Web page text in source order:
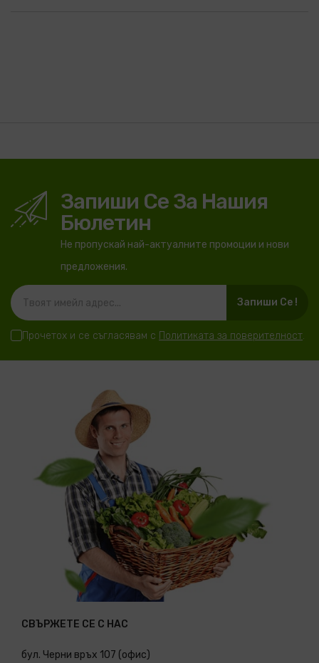
Запиши Се За Нашия
Бюлетин
Не пропускай най-актуалните промоции и нови
предложения.
Запиши Се !
Прочетох и се съгласявам с Политиката за поверителност.
СВЪРЖЕТЕ СЕ С НАС
бул. Черни връх 107 (офис)